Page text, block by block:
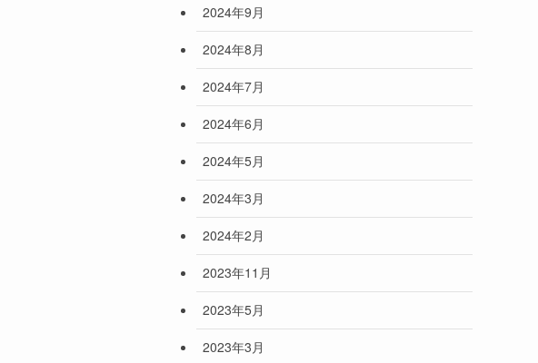
2024年9月
2024年8月
2024年7月
2024年6月
2024年5月
2024年3月
2024年2月
2023年11月
2023年5月
2023年3月